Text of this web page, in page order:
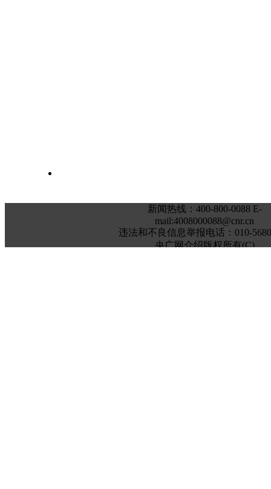
新闻热线：400-800-0088 E-
mail:4008000088@cnr.cn
违法和不良信息举报电话：010-
央广网介绍版权所有(C)